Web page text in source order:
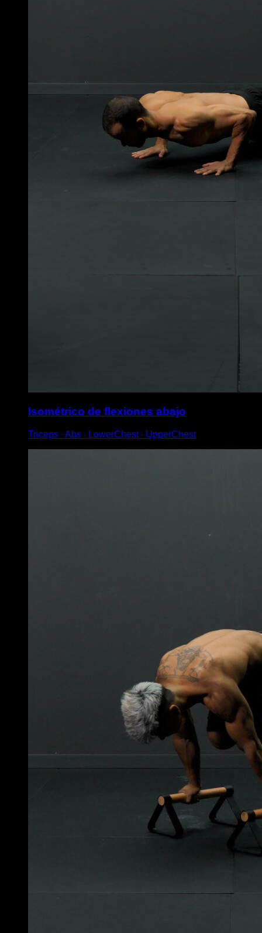
Isométrico de flexiones abajo
Triceps ∙ Abs ∙ LowerChest ∙ UpperChest